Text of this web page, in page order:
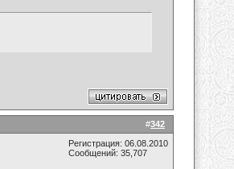
#342
Регистрация: 06.08.2010
Сообщений: 35,707